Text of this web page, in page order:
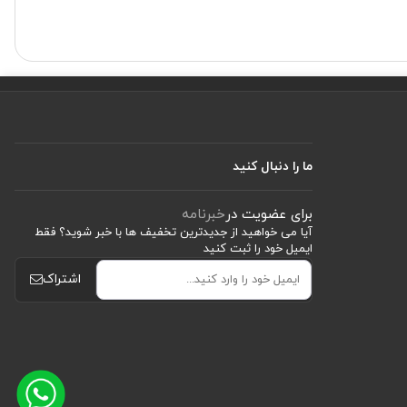
بهداشت و راحتی
شدن و ساییدگی نیز
مورد تأیید قرار
اهمیت زیادی دارد.
و کاربرد گسترده،
آبی مای گلاو، بهتر
ما را دنبال کنید
برای عضویت درخبرنامه
آیا می خواهید از جدید‌ترین تخفیف‌ ها با‌ خبر شوید؟ فقط
ایمیل خود را ثبت کنید
اشتراک